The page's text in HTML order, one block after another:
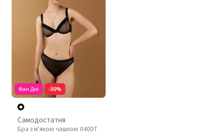
Фан Дні -30%
Самодостатня
Бра з м'якою чашкою 040DT